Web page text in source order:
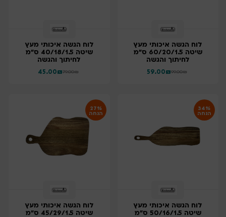
לוח הגשה איכותי מעץ
שיטה 60/20/1.5 ס"מ
לחיתוך והגשה
₪
59.00 ₪
99.00
לוח הגשה איכותי מעץ
שיטה 40/18/1.5 ס"מ
לחיתוך והגשה
₪
45.00 ₪
79.00
34%
הנחה
לוח הגשה איכותי מעץ
שיטה 50/16/1.5 ס"מ
27%
הנחה
לוח הגשה איכותי מעץ
שיטה 45/29/1.5 ס"מ